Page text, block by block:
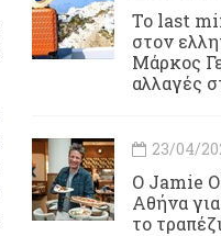
Το last
στον
Μάρκος
αλλαγές
23/04/
Ο Jamie
Αθήνα
το τραπέζι